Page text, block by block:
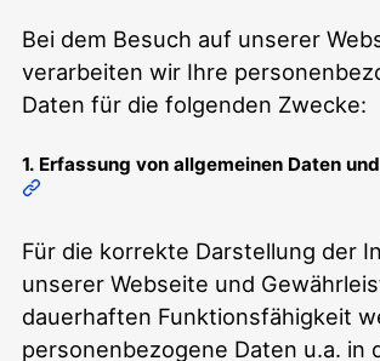
Bei dem Besuch auf unserer
verarbeiten wir Ihre
Daten für die folgenden Zwecke:
1. Erfassung von allgemeinen Daten
Für die korrekte Darstellung der
unserer Webseite und
dauerhaften Funktionsfähigkeit
personenbezogene Daten u.a. in